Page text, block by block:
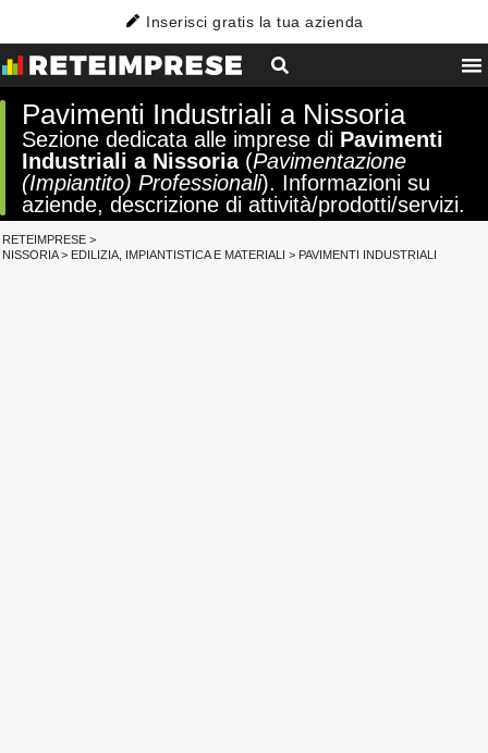
Inserisci gratis la tua azienda
Pavimenti Industriali a Nissoria
Sezione dedicata alle imprese di Pavimenti
Industriali a Nissoria(Pavimentazione
(Impiantito) Professionali). Informazioni su
aziende, descrizione di attività/prodotti/servizi.
RETEIMPRESE >
NISSORIA> EDILIZIA, IMPIANTISTICA E MATERIALI > PAVIMENTI INDUSTRIALI